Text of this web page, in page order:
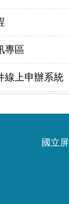
專區
線上申辦系統
國立